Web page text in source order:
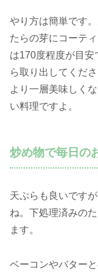
やり方は簡単です
たらの芽にコーテ
は170度程度が目
ら取り出してくだ
より一層美味しく
い料理ですよ。
炒め物で毎日の
天ぷらも良いです
ね。下処理済みの
ます。
ベーコンやバター